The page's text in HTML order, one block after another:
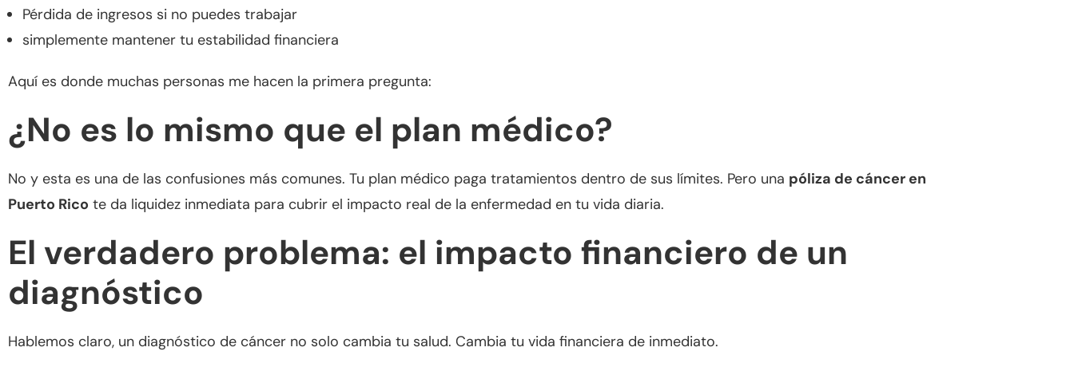
Pérdida de ingresos si no puedes trabajar
simplemente mantener tu estabilidad financiera
Aquí es donde muchas personas me hacen la primera pregunta:
¿No es lo mismo que el plan médico?
No y esta es una de las confusiones más comunes. Tu plan médico paga tratamientos dentro de sus límites. Pero una póliza de cáncer en
Puerto Rico te da liquidez inmediata para cubrir el impacto real de la enfermedad en tu vida diaria.
El verdadero problema: el impacto financiero de un
diagnóstico
Hablemos claro, un diagnóstico de cáncer no solo cambia tu salud. Cambia tu vida financiera de inmediato.